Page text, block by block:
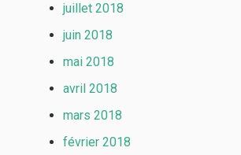
juillet 2018
juin 2018
mai 2018
avril 2018
mars 2018
février 2018